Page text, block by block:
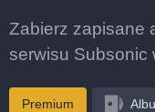
Zabierz zapisane
serwisu Subsonic
Premium